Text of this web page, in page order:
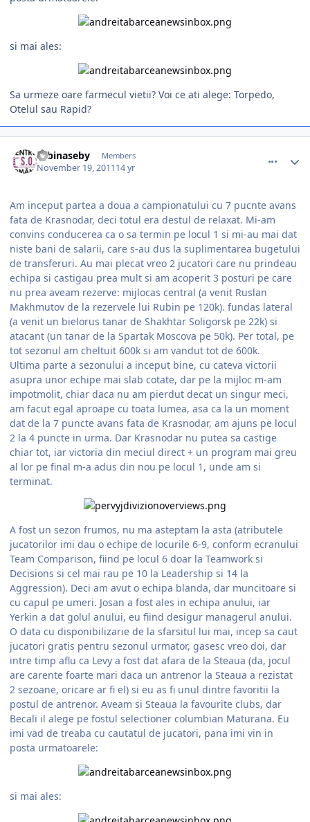
si mai ales:
Sa urmeze oare farmecul vietii? Voi ce ati alege: Torpedo,
Otelul sau Rapid?
zebinaseby Members
November 19, 201114 yr
Am inceput partea a doua a campionatului cu 7 pucnte avans
fata de Krasnodar, deci totul era destul de relaxat. Mi-am
convins conducerea ca o sa termin pe locul 1 si mi-au mai dat
niste bani de salarii, care s-au dus la suplimentarea bugetului
de transferuri. Au mai plecat vreo 2 jucatori care nu prindeau
echipa si castigau prea mult si am acoperit 3 posturi pe care
nu prea aveam rezerve: mijlocas central (a venit Ruslan
Makhmutov de la rezervele lui Rubin pe 120k). fundas lateral
(a venit un bielorus tanar de Shakhtar Soligorsk pe 22k) si
atacant (un tanar de la Spartak Moscova pe 50k). Per total, pe
tot sezonul am cheltuit 600k si am vandut tot de 600k.
Ultima parte a sezonului a inceput bine, cu cateva victorii
asupra unor echipe mai slab cotate, dar pe la mijloc m-am
impotmolit, chiar daca nu am pierdut decat un singur meci,
am facut egal aproape cu toata lumea, asa ca la un moment
dat de la 7 puncte avans fata de Krasnodar, am ajuns pe locul
2 la 4 puncte in urma. Dar Krasnodar nu putea sa castige
chiar tot, iar victoria din meciul direct + un program mai greu
al lor pe final m-a adus din nou pe locul 1, unde am si
terminat.
A fost un sezon frumos, nu ma asteptam la asta (atributele
jucatorilor imi dau o echipe de locurile 6-9, conform ecranului
Team Comparison, fiind pe locul 6 doar la Teamwork si
Decisions si cel mai rau pe 10 la Leadership si 14 la
Aggression). Deci am avut o echipa blanda, dar muncitoare si
cu capul pe umeri. Josan a fost ales in echipa anului, iar
Yerkin a dat golul anului, eu fiind desigur managerul anului.
O data cu disponibilizarie de la sfarsitul lui mai, incep sa caut
jucatori gratis pentru sezonul urmator, gasesc vreo doi, dar
intre timp aflu ca Levy a fost dat afara de la Steaua (da, jocul
are carente foarte mari daca un antrenor la Steaua a rezistat
2 sezoane, oricare ar fi el) si eu as fi unul dintre favoritii la
postul de antrenor. Aveam si Steaua la favourite clubs, dar
Becali il alege pe fostul selectioner columbian Maturana. Eu
imi vad de treaba cu cautatul de jucatori, pana imi vin in
posta urmatoarele:
si mai ales: